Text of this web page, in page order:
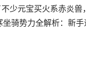
少元宝买火系赤炎
骑势力全解析：新